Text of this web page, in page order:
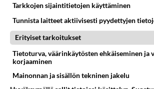
kenen näköinen
07.08.2026 16:24
Muistatko Mikkelin
07.08.2026 07:39
Maailman menoa
Tarkkojen sijaintitietojen käyttäminen
Tunnista laitteet aktiivisesti pyydettyjen
Erityiset tarkoitukset
Tietoturva, väärinkäytösten ehkäiseminen ja
korjaaminen
Mainonnan ja sisällön tekninen jakelu